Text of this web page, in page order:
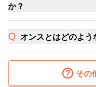
か？
オンスとはどのよう
その